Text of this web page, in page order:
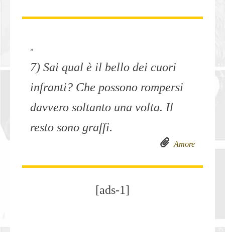
»
7) Sai qual è il bello dei cuori
infranti? Che possono rompersi
davvero soltanto una volta. Il
resto sono graffi.
Amore
[ads-1]